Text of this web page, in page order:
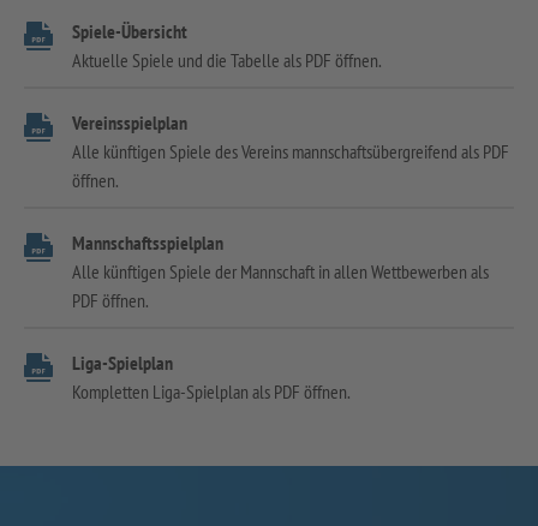
Spiele-Übersicht
Aktuelle Spiele und die Tabelle als PDF öffnen.
Vereinsspielplan
Alle künftigen Spiele des Vereins mannschaftsübergreifend als PDF
öffnen.
Mannschaftsspielplan
Alle künftigen Spiele der Mannschaft in allen Wettbewerben als
PDF öffnen.
Liga-Spielplan
Kompletten Liga-Spielplan als PDF öffnen.